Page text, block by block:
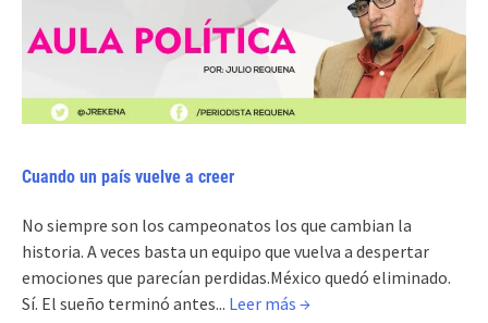
Cuando un país vuelve a creer
No siempre son los campeonatos los que cambian la
historia. A veces basta un equipo que vuelva a despertar
emociones que parecían perdidas.México quedó eliminado.
Sí. El sueño terminó antes... Leer más →